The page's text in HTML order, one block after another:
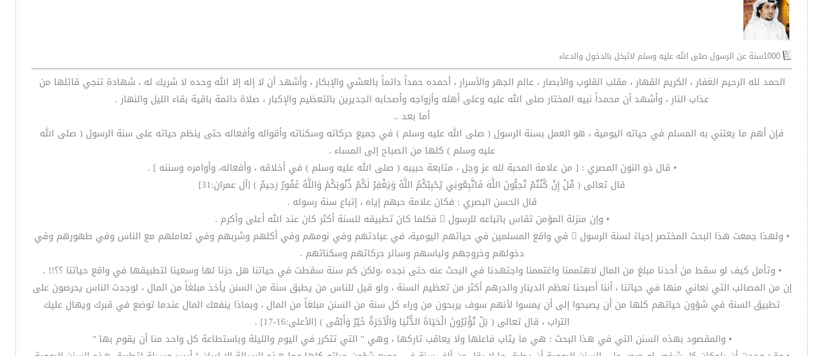
الحمد لله الرحيم الغفار ، الكريم القهار ، مقلب القلوب والأبصار ، عالم الجهر والأسرار ، أحمده حمداً دائماً بالعشي والإبكار ، وأشهد أن لا إله إلا الله وحده لا شريك له ، شهادة تنجي قائلها من
عذاب النار ، وأشهد أن محمداً نبيه المختار صلى الله عليه وعلى أهله وأزواجه وأصحابه الجديرين بالتعظيم والإكبار ، صلاة دائمة باقية بقاء الليل والنهار .
أما بعد ..
فإن أهم ما يعتني به المسلم في حياته اليومية ، هو العمل بسنة الرسول ( صلى الله عليه وسلم ) في جميع حركاته وسكناته وأقواله وأفعاله حتى ينظم حياته على سنة الرسول ( صلى الله
عليه وسلم ) كلها من الصباح إلى المساء .
• قال ذو النون المصري : [ من علامة المحبة لله عز وجل ، متابعة حبيبه ( صلى الله عليه وسلم ) في أخلاقه ، وأفعاله، وأوامره وسننه ] .
قال تعالى ( قُلْ إِنْ كُنْتُمْ تُحِبُّونَ اللَّهَ فَاتَّبِعُونِي يُحْبِبْكُمُ اللَّهُ وَيَغْفِرْ لَكُمْ ذُنُوبَكُمْ وَاللَّهُ غَفُورٌ رَحِيمٌ ) [آل عمران:31]
قال الحسن البصري : فكان علامة حبهم إياه ، إتباع سنة رسوله .
• وإن منزلة المؤمن تقاس باتباعه للرسول  فكلما كان تطبيقه للسنة أكثر كان عند الله أعلى وأكرم .
• ولهذا جمعت هذا البحث المختصر إحياءً لسنة الرسول  في واقع المسلمين في حياتهم اليومية، في عبادتهم وفي نومهم وفي أكلهم وشربهم وفي تعاملهم مع الناس وفي طهورهم وفي
دخولهم وخروجهم ولباسهم وسائر حركاتهم وسكناتهم .
• وتأمل كيف لو سقط من أحدنا مبلغ من المال لاهتممنا واغتممنا واجتهدنا في البحث عنه حتى نجده ،ولكن كم سنة سقطت في حياتنا هل حزنا لها وسعينا لتطبيقها في واقع حياتنا ؟؟!! .
إن من المصائب التي نعاني منها في حياتنا ، أننا أصبحنا نعظم الدينار والدرهم أكثر من تعظيم السنة ، ولو قيل للناس من يطبق سنة من السنن يأخذ مبلغاً من المال ، لوجدت الناس يحرصون على
تطبيق السنة في شؤون حياتهم كلها من أن يصبحوا إلى أن يمسوا لأنهم سوف يربحون من وراء كل سنة من السنن مبلغاً من المال ، وبماذا ينفعك المال عندما توضع في قبرك ويهال عليك
التراب ، قال تعالى ( بَلْ تُؤْثِرُونَ الْحَيَاةَ الدُّنْيَا وَالْآخِرَةُ خَيْرٌ وَأَبْقَى ) [الأعلى:16-17] .
• والمقصود بهذه السنن التي في هذا البحث : هي ما يثاب فاعلها ولا يعاقب تاركها ، وهي " التي تتكرر في اليوم والليلة وباستطاعة كل واحد منا أن يقوم بها "